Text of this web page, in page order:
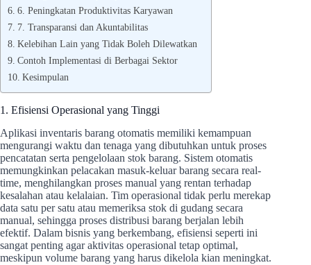
6. Peningkatan Produktivitas Karyawan
7. Transparansi dan Akuntabilitas
Kelebihan Lain yang Tidak Boleh Dilewatkan
Contoh Implementasi di Berbagai Sektor
Kesimpulan
1. Efisiensi Operasional yang Tinggi
Aplikasi inventaris barang otomatis memiliki kemampuan
mengurangi waktu dan tenaga yang dibutuhkan untuk proses
pencatatan serta pengelolaan stok barang. Sistem otomatis
memungkinkan pelacakan masuk-keluar barang secara real-
time, menghilangkan proses manual yang rentan terhadap
kesalahan atau kelalaian. Tim operasional tidak perlu merekap
data satu per satu atau memeriksa stok di gudang secara
manual, sehingga proses distribusi barang berjalan lebih
efektif. Dalam bisnis yang berkembang, efisiensi seperti ini
sangat penting agar aktivitas operasional tetap optimal,
meskipun volume barang yang harus dikelola kian meningkat.